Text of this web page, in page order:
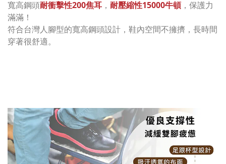
寬高鋼頭耐衝擊性200焦耳 ， 耐壓縮性15000牛頓 ，保護力
滿滿！
符合台灣人腳型的寬高鋼頭設計，鞋內空間不擁擠，長時間
穿著很舒適。